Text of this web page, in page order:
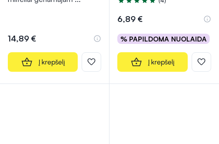
14,89 €
Į krepšelį
Įvertinimas 5.0 iš 5
6,89 €
% PAPILDOMA NUOLAIDA
Į krepšelį